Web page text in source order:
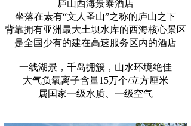
庐山西海景泰酒店
坐落在素有“文人圣山”之称的庐山之下
背靠拥有亚洲最大土坝水库的西海核心景区
是全国少有的建在高速服务区内的酒店
一线湖景，千岛拥簇，山水环境绝佳
大气负氧离子含量15万个/立方厘米
属国家一级水质、一级空气